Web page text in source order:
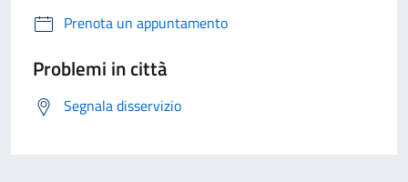
Prenota un appuntamento
Problemi in città
Segnala disservizio